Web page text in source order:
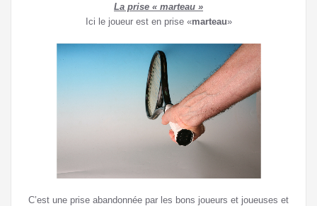
La prise « marteau »
Ici le joueur est en prise «marteau»
C’est une prise abandonnée par les bons joueurs et joueuses et